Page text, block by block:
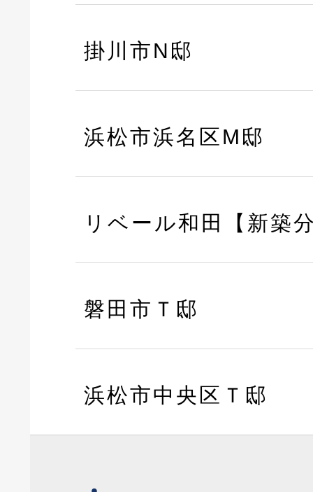
掛川市N邸
浜松市浜名区M邸
リベール和田【新築
磐田市Ｔ邸
浜松市中央区Ｔ邸